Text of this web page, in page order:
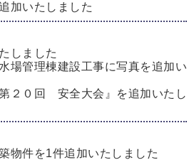
加いたしました
しました
場管理棟建設工事に写真を追加い
２０回 安全大会』を追加いたし
物件を1件追加いたしました